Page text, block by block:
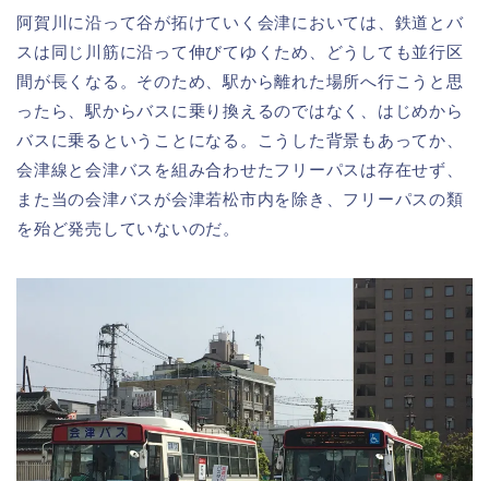
阿賀川に沿って谷が拓けていく会津においては、鉄道とバ
スは同じ川筋に沿って伸びてゆくため、どうしても並行区
間が長くなる。そのため、駅から離れた場所へ行こうと思
ったら、駅からバスに乗り換えるのではなく、はじめから
バスに乗るということになる。こうした背景もあってか、
会津線と会津バスを組み合わせたフリーパスは存在せず、
また当の会津バスが会津若松市内を除き、フリーパスの類
を殆ど発売していないのだ。